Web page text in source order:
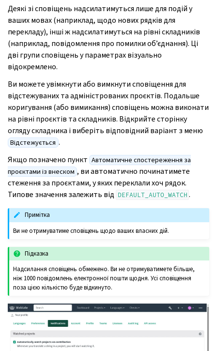
Деякі зі сповіщень надсилатимуться лише для подій у
ваших мовах (наприклад, щодо нових рядків для
перекладу), інші ж надсилатимуться на рівні складників
(наприклад, повідомлення про помилки об’єднання). Ці
дві групи сповіщень у параметрах візуально
відокремлено.
Ви можете увімкнути або вимкнути сповіщення для
відстежуваних та адміністрованих проєктів. Подальше
коригування (або вимикання) сповіщень можна виконати
на рівні проєктів та складників. Відкрийте сторінку
огляду складника і виберіть відповідний варіант з меню
Відстежується .
Якщо позначено пункт Автоматичне спостереження за
проєктами із внеском , ви автоматично починатимете
стеження за проєктами, у яких переклали хоч рядок.
Типове значення залежить від DEFAULT_AUTO_WATCH .
Примітка
Ви не отримуватиме сповіщень щодо ваших власних дій.
Підказка
Надсилання сповіщень обмежено. Ви не отримуватимете більше,
ніж 1000 повідомлень електронної пошти щодня. Усі сповіщення
поза цією кількістю буде відкинуто.